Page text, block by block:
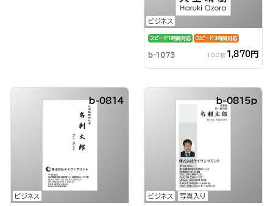
ビジネス
スピード1時間対応 スピード3時間対応
b-1073 100枚 1,870円
ビジネス
b-0814
ビジネス 写真入り
b-0815p